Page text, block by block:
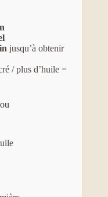
jusqu’à obtenir
/ plus d’huile =